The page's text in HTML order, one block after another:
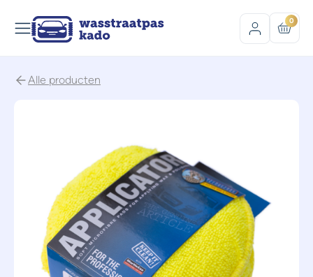
0
Alle producten